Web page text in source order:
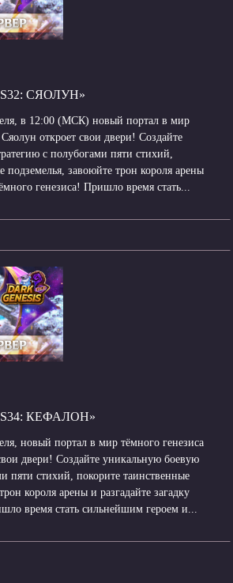
СЯОЛУН»
в 12:00 (МСК) новый портал в мир
откроет свои двери! Создайте
с полубогами пяти стихий,
подземелья, завоюйте трон короля арены
генезиса! Пришло время стать...
КЕФАЛОН»
новый портал в мир тёмного генезиса
двери! Создайте уникальную боевую
пяти стихий, покорите таинственные
короля арены и разгадайте загадку
время стать сильнейшим героем и...